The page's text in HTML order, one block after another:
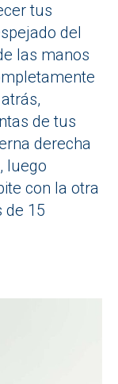
tus
del
las manos
de tus
derecha
luego
con la otra
de 15